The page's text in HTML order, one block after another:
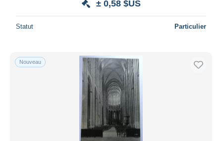
± 0,58 $US
Statut Particulier
Nouveau